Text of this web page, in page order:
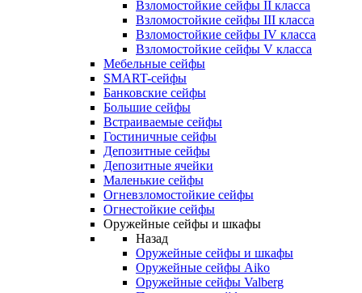
Взломостойкие сейфы II класса
Взломостойкие сейфы III класса
Взломостойкие сейфы IV класса
Взломостойкие сейфы V класса
Мебельные сейфы
SMART-сейфы
Банковские сейфы
Большие сейфы
Встраиваемые сейфы
Гостиничные сейфы
Депозитные сейфы
Депозитные ячейки
Маленькие сейфы
Огневзломостойкие сейфы
Огнестойкие сейфы
Оружейные сейфы и шкафы
Назад
Оружейные сейфы и шкафы
Оружейные сейфы Aiko
Оружейные сейфы Valberg